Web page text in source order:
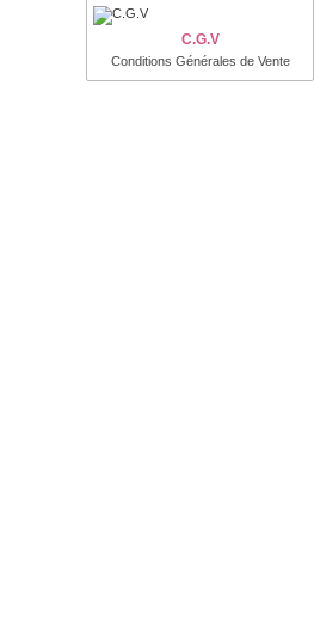
C.G.V
Conditions Générales de Vente